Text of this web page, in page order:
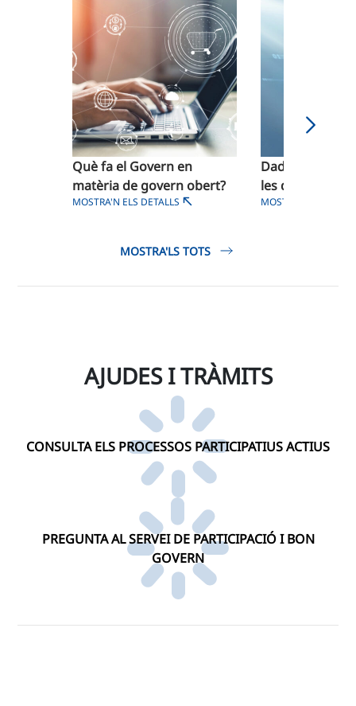
Què fa el Govern en
matèria de govern obert?
MOSTRA'N ELS DETALLS
Dades
les disponibles
MOSTRA'N ELS
MOSTRA'LS TOTS
AJUDES I TRÀMITS
CONSULTA ELS PROCESSOS PARTICIPATIUS ACTIUS
PREGUNTA AL SERVEI DE PARTICIPACIÓ I BON
GOVERN